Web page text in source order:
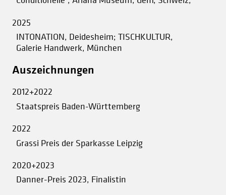
2025
INTONATION, Deidesheim; TISCHKULTUR,
Galerie Handwerk, München
Auszeichnungen
2012+2022
Staatspreis Baden-Württemberg
2022
Grassi Preis der Sparkasse Leipzig
2020+2023
Danner-Preis 2023, Finalistin